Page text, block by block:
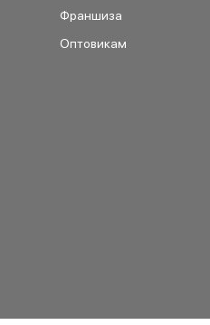
Франшиза
Оптовикам